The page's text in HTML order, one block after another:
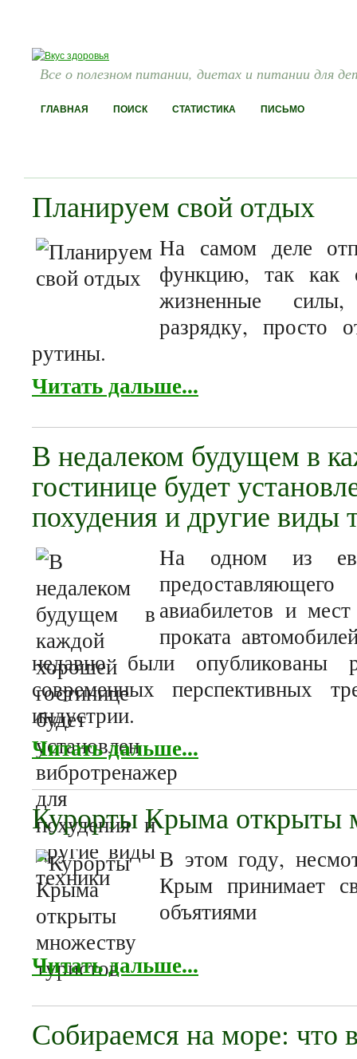
Все о полезном питании, диетах и питании для
ГЛАВНАЯ ПОИСК СТАТИСТИКА ПИСЬМО
Планируем свой отдых
На самом деле
функцию, так как
жизненные силы,
разрядку, просто
рутины.
Читать дальше...
В недалеком будущем в
гостинице будет
похудения и другие виды
На одном из
авиабилетов и
проката
недавно были опубликованы
современных перспективных
индустрии.
Читать дальше...
Курорты Крыма открыты
В этом году,
Крым принимает
объятиями
Читать дальше...
Собираемся на море: что